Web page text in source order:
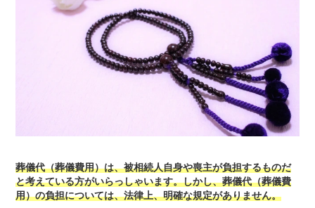
葬儀代（葬儀費用）は、被相続人自身や喪主が負担するものだ
と考えている方がいらっしゃいます。しかし、葬儀代（葬儀費
用）の負担については、法律上、明確な規定がありません。